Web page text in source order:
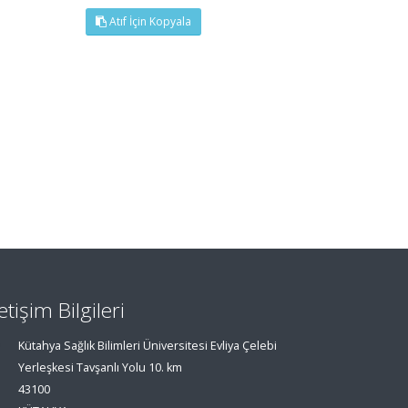
Atıf İçin Kopyala
Bilgileri
Kütahya Sağlık Bilimleri Üniversitesi Evliya Çelebi
Yerleşkesi Tavşanlı Yolu 10. km
43100